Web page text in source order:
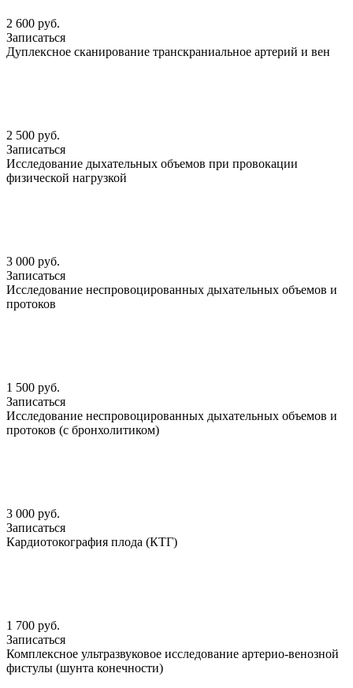
2 600 руб.
Записаться
Дуплексное сканирование транскраниальное артерий и вен
2 500 руб.
Записаться
Исследование дыхательных объемов при провокации
физической нагрузкой
3 000 руб.
Записаться
Исследование неспровоцированных дыхательных объемов и
протоков
1 500 руб.
Записаться
Исследование неспровоцированных дыхательных объемов и
протоков (с бронхолитиком)
3 000 руб.
Записаться
Кардиотокография плода (КТГ)
1 700 руб.
Записаться
Комплексное ультразвуковое исследование артерио-венозной
фистулы (шунта конечности)